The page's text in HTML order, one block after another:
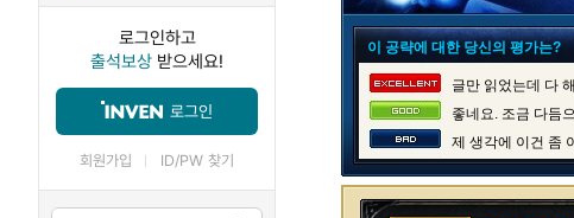
로그인하고
출석보상 받으세요!
로그인
회원가입 ID/PW 찾기
이 공략에 대한 당신의 평가는?
글만 읽었는데 다
좋네요. 조금 다듬
제 생각에 이건 좀